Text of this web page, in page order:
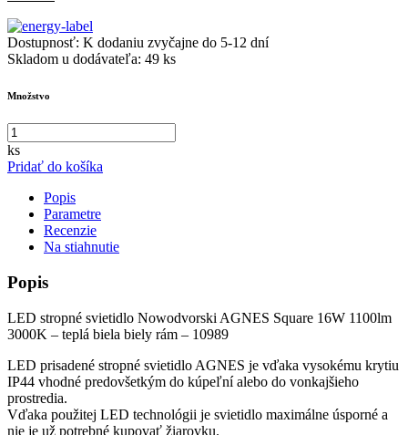
Dostupnosť: K dodaniu zvyčajne do 5-12 dní
Skladom u dodávateľa: 49 ks
Množstvo
ks
Pridať do košíka
Popis
Parametre
Recenzie
Na stiahnutie
Popis
LED stropné svietidlo Nowodvorski AGNES Square 16W 1100lm
3000K – teplá biela biely rám – 10989
LED prisadené stropné svietidlo AGNES je vďaka vysokému krytiu
IP44 vhodné predovšetkým do kúpeľní alebo do vonkajšieho
prostredia.
Vďaka použitej LED technológii je svietidlo maximálne úsporné a
nie je už potrebné kupovať žiarovku.